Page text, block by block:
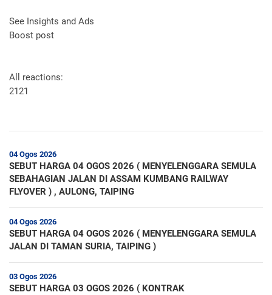
See Insights and Ads
Boost post
All reactions:
2121
04 Ogos 2026
SEBUT HARGA 04 OGOS 2026 ( MENYELENGGARA SEMULA
SEBAHAGIAN JALAN DI ASSAM KUMBANG RAILWAY
FLYOVER ) , AULONG, TAIPING
04 Ogos 2026
SEBUT HARGA 04 OGOS 2026 ( MENYELENGGARA SEMULA
JALAN DI TAMAN SURIA, TAIPING )
03 Ogos 2026
SEBUT HARGA 03 OGOS 2026 ( KONTRAK